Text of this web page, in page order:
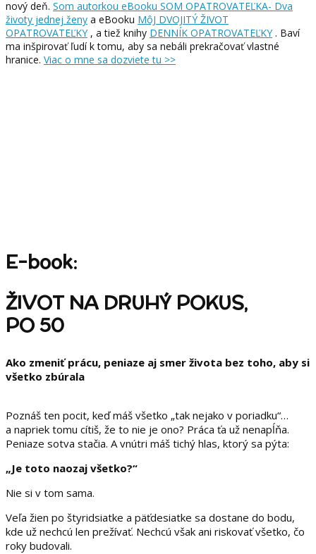
nový deň. Som autorkou eBooku SOM OPATROVATEĽKA- Dva
životy jednej ženy a eBooku MôJ DVOJITÝ ŽIVOT
OPATROVATEĽKY , a tiež knihy DENNÍK OPATROVATEĽKY . Baví
ma inšpirovať ľudí k tomu, aby sa nebáli prekračovať vlastné
hranice. Viac o mne sa dozviete tu >>
E-book:
ŽIVOT NA DRUHÝ POKUS,
PO 50
Ako zmeniť prácu, peniaze aj smer života bez toho, aby si
všetko zbúrala
Poznáš ten pocit, keď máš všetko „tak nejako v poriadku“…
a napriek tomu cítiš, že to nie je ono? Práca ťa už nenapĺňa.
Peniaze sotva stačia. A vnútri máš tichý hlas, ktorý sa pýta:
„Je toto naozaj všetko?“
Nie si v tom sama.
Veľa žien po štyridsiatke a päťdesiatke sa dostane do bodu,
kde už nechcú len prežívať. Nechcú však ani riskovať všetko, čo
roky budovali.